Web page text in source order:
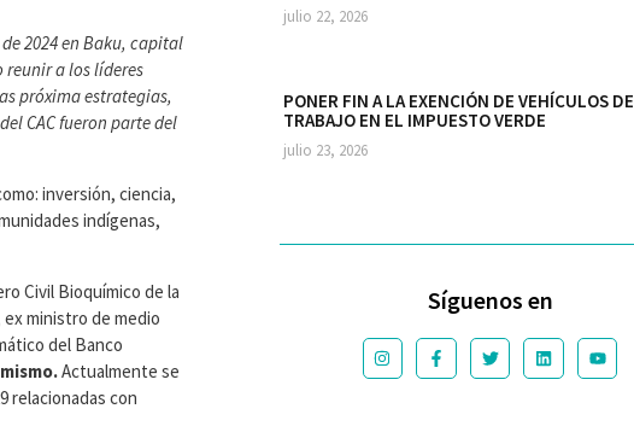
2024 en Baku, capital
reunir a los líderes
próxima estrategias,
CAC fueron parte del
inversión, ciencia,
indígenas,
Civil Bioquímico de la
ministro de medio
del Banco
Actualmente se
relacionadas con
julio 22, 2026
PONER FIN A LA EXENCIÓN DE VEHÍCULOS DE
TRABAJO EN EL IMPUESTO VERDE
julio 23, 2026
Síguenos en